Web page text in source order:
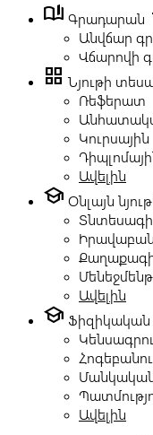
book_ribbon Գրադարան
Անվճար
Վճարովի
grid_view Նյութի
Ռեֆերատ
Կուրսային
Ավելին
school Օնլայն
Մենեջմենթ
Ավելին
school Ֆիզիկական
Ավելին